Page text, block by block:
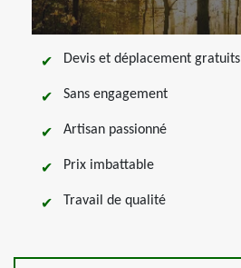
Devis et déplacement gratuits
Sans engagement
Artisan passionné
Prix imbattable
Travail de qualité